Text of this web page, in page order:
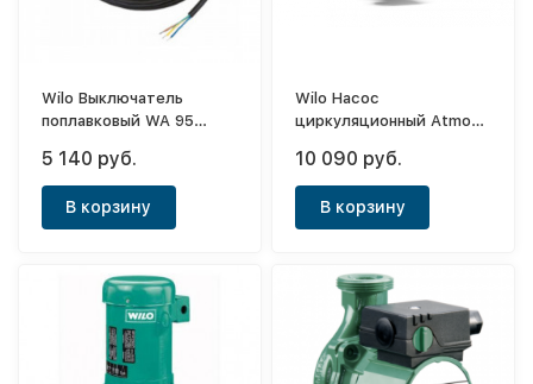
Wilo Выключатель
поплавковый WA 95
5 140 руб.
В корзину
Wilo Насос
циркуляционный Atmos
10 090 руб.
В корзину